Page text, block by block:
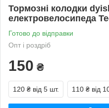
Тормозні колодки
електровелосипеда
Готово до відправки
Опт і роздріб
150 ₴
120 ₴ від 5 шт. 110 ₴ від